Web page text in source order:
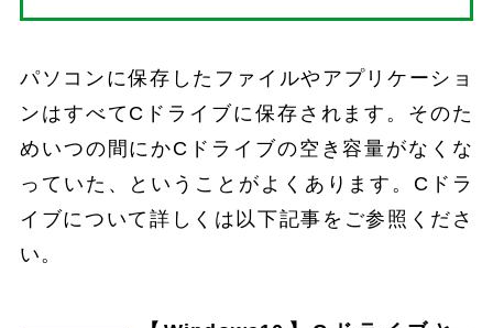
パソコンに保存したファイルやアプリケーショ
ンはすべてCドライブに保存されます。そのた
めいつの間にかCドライブの空き容量がなくな
っていた、ということがよくあります。Cドラ
イブについて詳しくは以下記事をご参照くださ
い。